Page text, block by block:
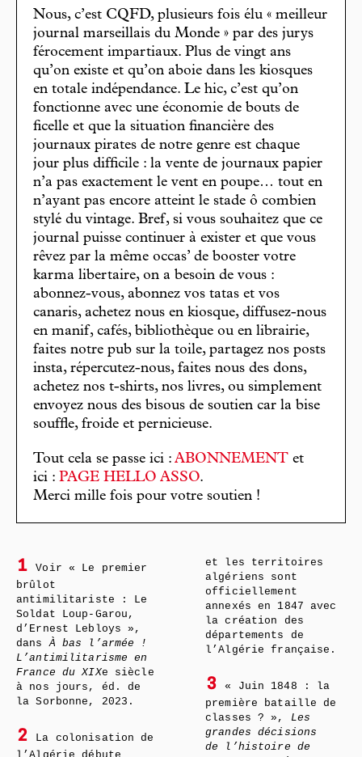
Nous, c’est CQFD, plusieurs fois élu « meilleur
journal marseillais du Monde » par des jurys
férocement impartiaux. Plus de vingt ans
qu’on existe et qu’on aboie dans les kiosques
en totale indépendance. Le hic, c’est qu’on
fonctionne avec une économie de bouts de
ficelle et que la situation financière des
journaux pirates de notre genre est chaque
jour plus difficile : la vente de journaux papier
n’a pas exactement le vent en poupe… tout en
n’ayant pas encore atteint le stade ô combien
stylé du vintage. Bref, si vous souhaitez que ce
journal puisse continuer à exister et que vous
rêvez par la même occas’ de booster votre
karma libertaire, on a besoin de vous :
abonnez-vous, abonnez vos tatas et vos
canaris, achetez nous en kiosque, diffusez-nous
en manif, cafés, bibliothèque ou en librairie,
faites notre pub sur la toile, partagez nos posts
insta, répercutez-nous, faites nous des dons,
achetez nos t-shirts, nos livres, ou simplement
envoyez nous des bisous de soutien car la bise
souffle, froide et pernicieuse.
Tout cela se passe ici : ABONNEMENT et
ici : PAGE HELLO ASSO.
Merci mille fois pour votre soutien !
1
Voir « Le premier
brûlot
antimilitariste : Le
Soldat Loup-Garou,
d’Ernest Lebloys »,
dansÀ bas l’armée !
L’antimilitarisme en
France du XIXe siècle
à nos jours, éd. de
la Sorbonne, 2023.
2
La colonisation de
et les territoires
algériens sont
officiellement
annexés en 1847 avec
la création des
départements de
l’Algérie française.
3
« Juin 1848 : la
première bataille de
classes ? », Les
grandes décisions
de l’histoire de